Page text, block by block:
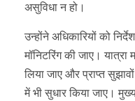
असुविधा न हो।
उन्होंने अधिकारियों को
मॉनिटरिंग की जाए। यात्रा
लिया जाए और प्राप्त
में भी सुधार किया जाए।